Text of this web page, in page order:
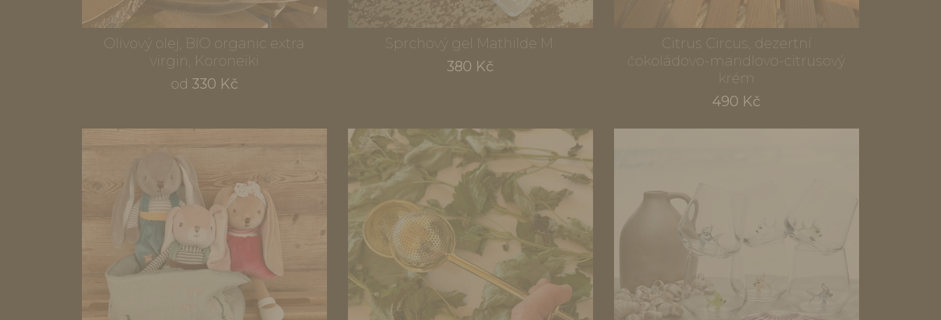
Olivový olej, BIO organic extra
virgin, Koroneiki
od 330 Kč
Sprchový gel Mathilde M.
380 Kč
Citrus Circus, dezertní
čokoládovo-mandlovo-citrusový
krém
490 Kč